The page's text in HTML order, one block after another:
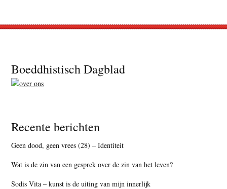
Footer
Boeddhistisch Dagblad
Recente berichten
Geen dood, geen vrees (28) – Identiteit
Wat is de zin van een gesprek over de zin van het leven?
Sodis Vita – kunst is de uiting van mijn innerlijk